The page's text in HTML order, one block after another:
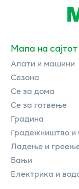
Мапа на сајтот
Алати и машини
Сезона
Се за дома
Се за готвење
Градина
Градежништво и
Ладење и
Бањи
Електрика и